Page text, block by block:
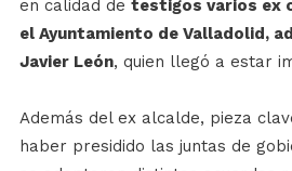
en calidad de testigos varios ex
el Ayuntamiento de Valladolid,
Javier León, quien llegó a estar
Además del ex alcalde, pieza
haber presidido las juntas de